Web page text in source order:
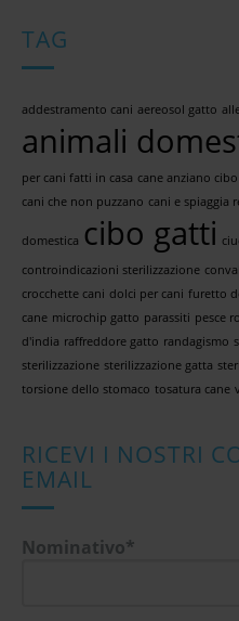
TAG
addestramento cani aereosol gatto
animali
per cani fatti in casa cane anziano cibo
cani che non puzzano cani e spiaggia
domestica cibo gatti
controindicazioni sterilizzazione
crocchette cani dolci per cani furetto
cane microchip gatto parassiti pesce
d'india raffreddore gatto randagismo
sterilizzazione sterilizzazione gatta
torsione dello stomaco tosatura cane
RICEVI I NOSTRI
EMAIL
Nominativo*